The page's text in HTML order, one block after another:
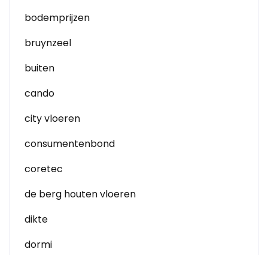
bodemprijzen
bruynzeel
buiten
cando
city vloeren
consumentenbond
coretec
de berg houten vloeren
dikte
dormi